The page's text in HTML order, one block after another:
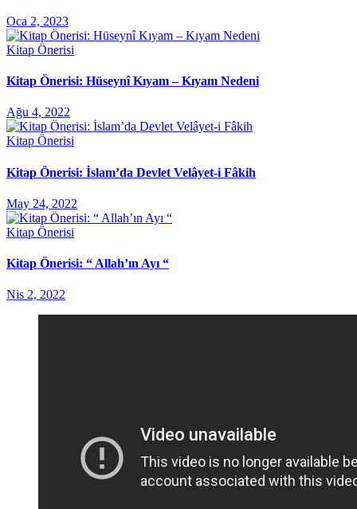
Oca 2, 2023
Kitap Önerisi
Kitap Önerisi: Hüseynî Kıyam – Kıyam Nedeni
Ağu 4, 2022
Kitap Önerisi
Kitap Önerisi: İslam’da Devlet Velâyet-i Fâkih
May 24, 2022
Kitap Önerisi
Kitap Önerisi: “ Allah’ın Ayı “
Nis 2, 2022